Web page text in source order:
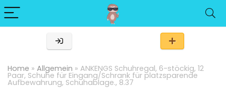
Home » Allgemein » ANKENGS Schuhregal, 6-stöckig, 12
Paar, Schuhe für Eingang/Schrank für platzsparende
Aufbewahrung, Schuhablage., 8.37